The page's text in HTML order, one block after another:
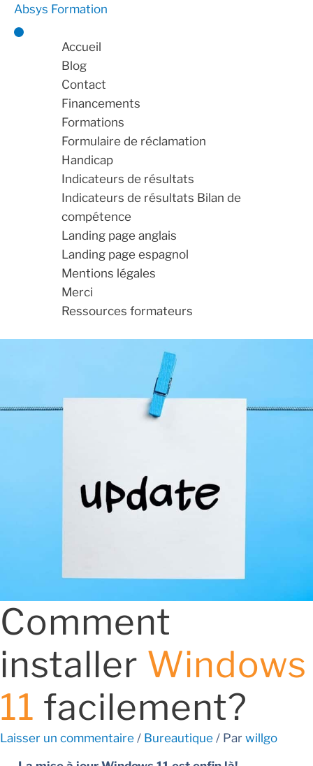
Absys Formation
Accueil
Blog
Contact
Financements
Formations
Formulaire de réclamation
Handicap
Indicateurs de résultats
Indicateurs de résultats Bilan de
compétence
Landing page anglais
Landing page espagnol
Mentions légales
Merci
Ressources formateurs
Comment
installer Windows
11 facilement?
Laisser un commentaire / Bureautique / Par willgo